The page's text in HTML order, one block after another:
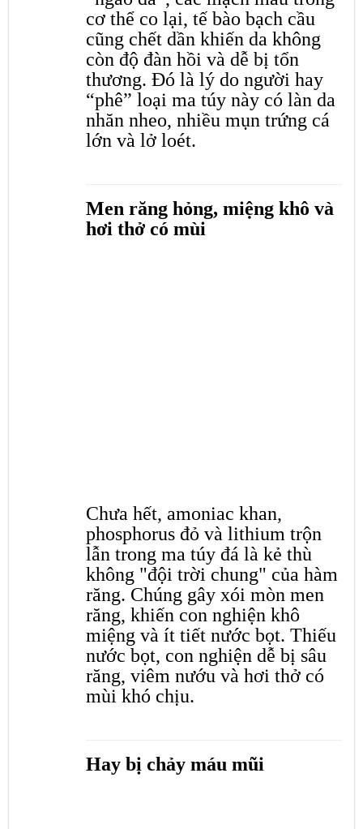
cơ thể co lại, tế bào bạch cầu
cũng chết dần khiến da không
còn độ đàn hồi và dễ bị tổn
thương. Đó là lý do người hay
“phê” loại ma túy này có làn da
nhăn nheo, nhiều mụn trứng cá
lớn và lở loét.
Men răng hỏng, miệng khô và
hơi thở có mùi
Chưa hết, amoniac khan,
phosphorus đỏ và lithium trộn
lẫn trong ma túy đá là kẻ thù
không "đội trời chung" của hàm
răng. Chúng gây xói mòn men
răng, khiến con nghiện khô
miệng và ít tiết nước bọt. Thiếu
nước bọt, con nghiện dễ bị sâu
răng, viêm nướu và hơi thở có
mùi khó chịu.
Hay bị chảy máu mũi